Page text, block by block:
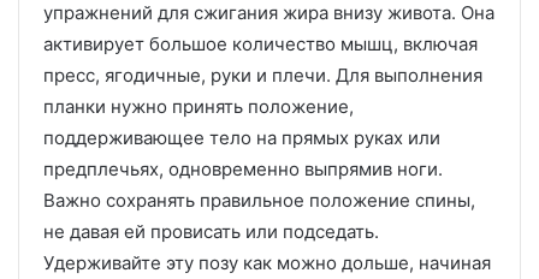
упражнений для сжигания жира внизу живота. Она
активирует большое количество мышц, включая
пресс, ягодичные, руки и плечи. Для выполнения
планки нужно принять положение,
поддерживающее тело на прямых руках или
предплечьях, одновременно выпрямив ноги.
Важно сохранять правильное положение спины,
не давая ей провисать или подседать.
Удерживайте эту позу как можно дольше, начиная